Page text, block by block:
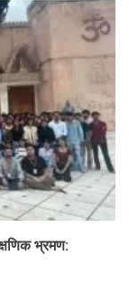
भ्रमण: